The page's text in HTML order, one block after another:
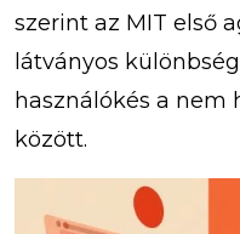
szerint az MIT első
látványos
használókés a nem
között.